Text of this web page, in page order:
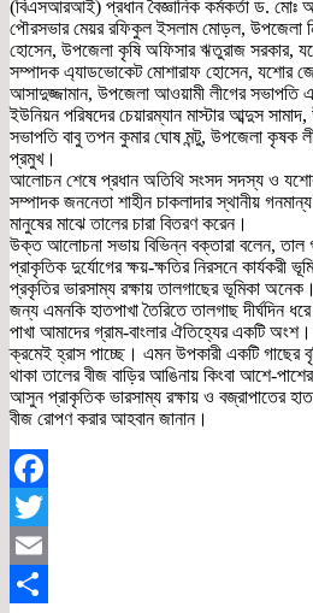
(বিএসআরআই) প্রধান বৈজ্ঞানিক কর্মকর্তা ড.
পৌরসভার মেয়র রফিকুল ইসলাম মোড়ল, উপজেলা
হোসেন, উপজেলা কৃষি অফিসার ঋতুরাজ সরকার,
সম্পাদক এ্যাডভোকেট মোশারাফ হোসেন, যশোর
আসাদুজ্জামান, উপজেলা আওয়ামী লীগের
ইউনিয়ন পরিষদের চেয়ারম্যান মাস্টার আব্দুস
সভাপতি বাবু তপন কুমার ঘোষ মন্টু, উপজেলা কৃষক
প্রমুখ।
আলোচন শেষে প্রধান অতিথি সংসদ সদস্য ও যশোর
সম্পাদক জননেতা শাহীন চাকলাদার স্থানীয়
মানুষের মাঝে তালের চারা বিতরণ করেন।
উক্ত আলোচনা সভায় বিভিন্ন বক্তারা বলেন,
প্রাকৃতিক দুর্যোগের ক্ষয়-ক্ষতির নিরসনে কার্যকরী
প্রকৃতির ভারসাম্য রক্ষায় তালগাছের ভূমিকা
জন্য এমনকি হাতপাখা তৈরিতে তালগাছ দীর্ঘদিন
পাখা আমাদের গ্রাম-বাংলার ঐতিহ্যের একটি অংশ।
ক্রমেই হ্রাস পাচ্ছে। এমন উপকারী একটি গাছের
থাকা তালের বীজ বাড়ির আঙিনায় কিংবা আশে-
আসুন প্রাকৃতিক ভারসাম্য রক্ষায় ও বজ্রাপাতের
বীজ রোপণ করার আহবান জানান।
Facebook
Twitter
Email